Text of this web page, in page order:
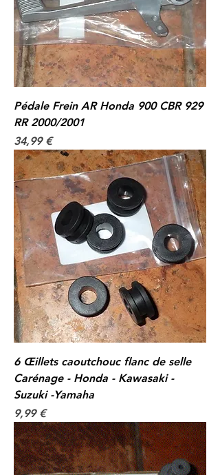
Pédale Frein AR Honda 900 CBR 929
RR 2000/2001
Prix
34,99 €
6 Œillets caoutchouc flanc de selle
Carénage - Honda - Kawasaki -
Suzuki -Yamaha
Prix
9,99 €